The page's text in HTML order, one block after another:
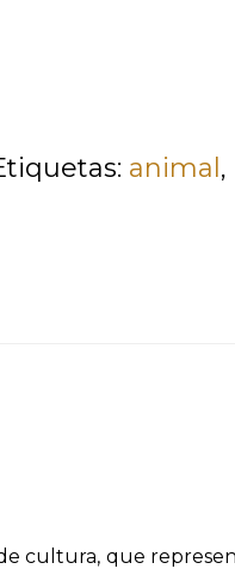
animal ,
cultura, que